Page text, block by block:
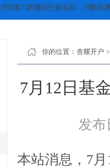
73岁嫌犯已被抓获... 巴黎残奥会
你的位置： 杏耀开户
7月12日基
发布
本站消息，7